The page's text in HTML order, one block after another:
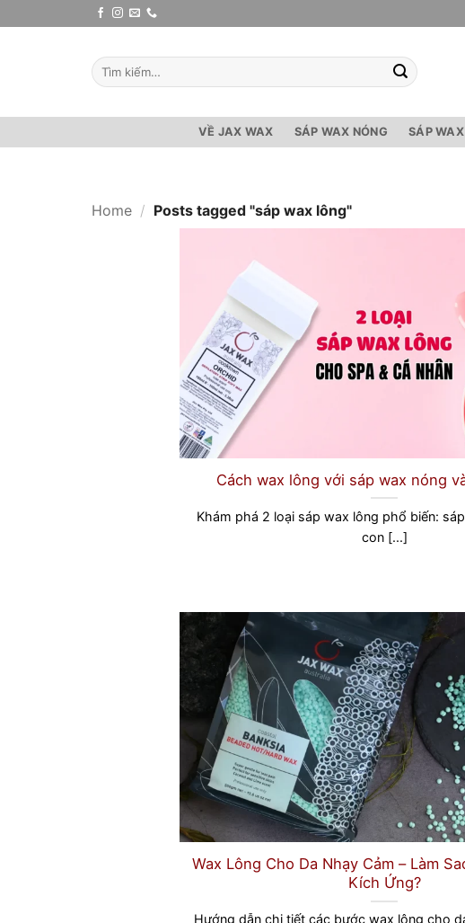
qua
Tìm
kiếm:
VỀ JAX WAX SÁP WAX NÓNG SÁP
Home / Posts tagged "sáp wax lông"
Cách wax lông với sáp wax nóng
Khám phá 2 loại sáp wax lông phổ biến:
con [...]
Wax Lông Cho Da Nhạy Cảm – Làm
Kích Ứng?
Hướng dẫn chi tiết các bước wax lông cho